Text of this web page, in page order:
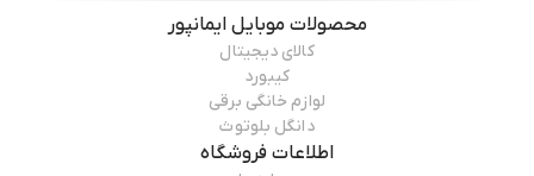
محصولاتموبایل ایمانپور
کالای دیجیتال
کیبورد
لوازم خانگی برقی
دانگل بلوتوث
اطلاعات فروشگاه